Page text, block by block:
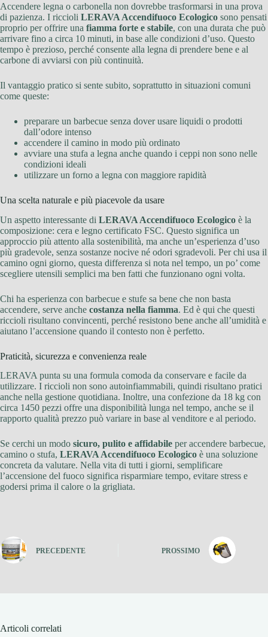
Accendere legna o carbonella non dovrebbe trasformarsi in una prova
di pazienza. I riccioli LERAVA Accendifuoco Ecologico sono pensati
proprio per offrire una fiamma forte e stabile, con una durata che può
arrivare fino a circa 10 minuti, in base alle condizioni d’uso. Questo
tempo è prezioso, perché consente alla legna di prendere bene e al
carbone di avviarsi con più continuità.
Il vantaggio pratico si sente subito, soprattutto in situazioni comuni
come queste:
preparare un barbecue senza dover usare liquidi o prodotti
dall’odore intenso
accendere il camino in modo più ordinato
avviare una stufa a legna anche quando i ceppi non sono nelle
condizioni ideali
utilizzare un forno a legna con maggiore rapidità
Una scelta naturale e più piacevole da usare
Un aspetto interessante di LERAVA Accendifuoco Ecologico è la
composizione: cera e legno certificato FSC. Questo significa un
approccio più attento alla sostenibilità, ma anche un’esperienza d’uso
più gradevole, senza sostanze nocive né odori sgradevoli. Per chi usa il
camino ogni giorno, questa differenza si nota nel tempo, un po’ come
scegliere utensili semplici ma ben fatti che funzionano ogni volta.
Chi ha esperienza con barbecue e stufe sa bene che non basta
accendere, serve anche costanza nella fiamma. Ed è qui che questi
riccioli risultano convincenti, perché resistono bene anche all’umidità e
aiutano l’accensione quando il contesto non è perfetto.
Praticità, sicurezza e convenienza reale
LERAVA punta su una formula comoda da conservare e facile da
utilizzare. I riccioli non sono autoinfiammabili, quindi risultano pratici
anche nella gestione quotidiana. Inoltre, una confezione da 18 kg con
circa 1450 pezzi offre una disponibilità lunga nel tempo, anche se il
rapporto qualità prezzo può variare in base al venditore e al periodo.
Se cerchi un modo sicuro, pulito e affidabile per accendere barbecue,
camino o stufa, LERAVA Accendifuoco Ecologico è una soluzione
concreta da valutare. Nella vita di tutti i giorni, semplificare
l’accensione del fuoco significa risparmiare tempo, evitare stress e
godersi prima il calore o la grigliata.
PRECEDENTE PROSSIMO
Articoli correlati